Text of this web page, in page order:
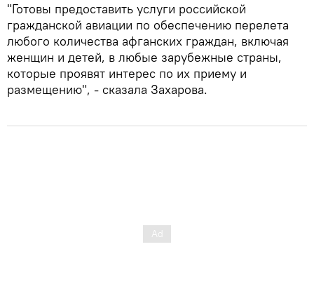
"Готовы предоставить услуги российской
гражданской авиации по обеспечению перелета
любого количества афганских граждан, включая
женщин и детей, в любые зарубежные страны,
которые проявят интерес по их приему и
размещению", - сказала Захарова.